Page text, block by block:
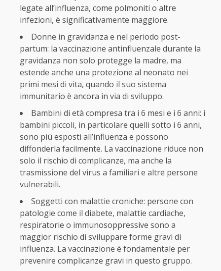
legate all’influenza, come polmoniti o altre
infezioni, è significativamente maggiore.
Donne in gravidanza e nel periodo post-
partum: la vaccinazione antinfluenzale durante la
gravidanza non solo protegge la madre, ma
estende anche una protezione al neonato nei
primi mesi di vita, quando il suo sistema
immunitario è ancora in via di sviluppo.
Bambini di età compresa tra i 6 mesi e i 6 anni: i
bambini piccoli, in particolare quelli sotto i 6 anni,
sono più esposti all’influenza e possono
diffonderla facilmente. La vaccinazione riduce non
solo il rischio di complicanze, ma anche la
trasmissione del virus a familiari e altre persone
vulnerabili.
Soggetti con malattie croniche: persone con
patologie come il diabete, malattie cardiache,
respiratorie o immunosoppressive sono a
maggior rischio di sviluppare forme gravi di
influenza. La vaccinazione è fondamentale per
prevenire complicanze gravi in questo gruppo.